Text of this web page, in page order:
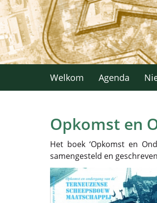
Welkom Agenda
Opkomst en
Het boek ‘Opkomst en
samengesteld en